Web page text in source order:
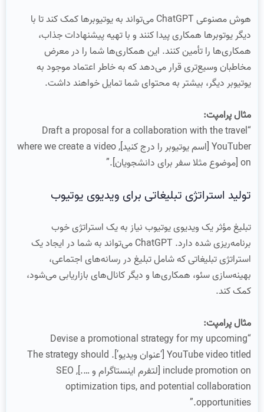
هوش مصنوعی ChatGPT می‌تواند به یوتیوبرها کمک کند تا با
دیگر یوتوبرها همکاری پیدا کنند و با تهیه پیشنهادات جذاب،
همکاری‌ها را تأمین کنند. این همکاری‌ها شما را در معرض
مخاطبان وسیع‌تری قرار می‌دهد که به خاطر اعتماد موجود به
یوتیوبر دیگر، بیشتر به محتوای شما تمایل خواهند داشت.
مثال پرامپت:
“Draft a proposal for a collaboration with the travel
YouTuber [اسم یوتیوبر را درج کنید], where we create a video
on [موضوع مثلا سفر برای دانشجویان].”
تولید استراتژی تبلیغاتی برای ویدیوی یوتیوب
تبلیغ مؤثر یک ویدیوی یوتیوب نیاز به یک استراتژی خوب
برنامه‌ریزی شده دارد. ChatGPT می‌تواند به شما در ایجاد یک
استراتژی تبلیغاتی که شامل تبلیغ در رسانه‌های اجتماعی،
بهینه‌سازی سئو، همکاری‌ها و دیگر کانال‌های بازاریابی می‌شود،
کمک کند.
مثال پرامپت:
“Devise a promotional strategy for my upcoming
YouTube video titled [‘عنوان ویدیو’]. The strategy should
include promotion on [لتفرم اینستاگرام و ….], SEO
optimization tips, and potential collaboration
opportunities.”